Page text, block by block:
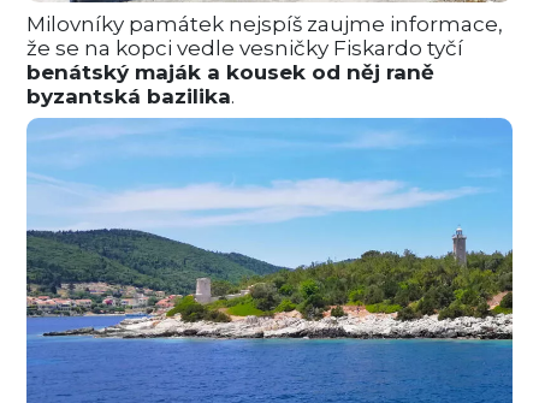
Milovníky památek nejspíš zaujme informace,
že se na kopci vedle vesničky Fiskardo tyčí
benátský maják a kousek od něj raně
byzantská bazilika.